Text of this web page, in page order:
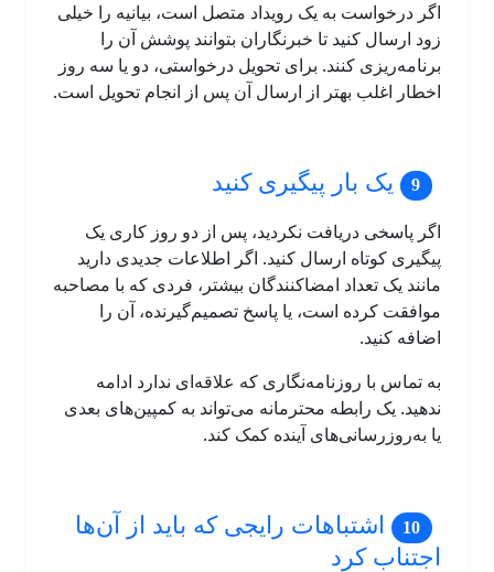
اگر درخواست به یک رویداد متصل است، بیانیه را خیلی
زود ارسال کنید تا خبرنگاران بتوانند پوشش آن را
برنامه‌ریزی کنند. برای تحویل درخواستی، دو یا سه روز
اخطار اغلب بهتر از ارسال آن پس از انجام تحویل است.
یک بار پیگیری کنید
اگر پاسخی دریافت نکردید، پس از دو روز کاری یک
پیگیری کوتاه ارسال کنید. اگر اطلاعات جدیدی دارید
مانند یک تعداد امضاکنندگان بیشتر، فردی که با مصاحبه
موافقت کرده است، یا پاسخ تصمیم‌گیرنده، آن را
اضافه کنید.
به تماس با روزنامه‌نگاری که علاقه‌ای ندارد ادامه
ندهید. یک رابطه محترمانه می‌تواند به کمپین‌های بعدی
یا به‌روزرسانی‌های آینده کمک کند.
اشتباهات رایجی که باید از آن‌ها
اجتناب کرد